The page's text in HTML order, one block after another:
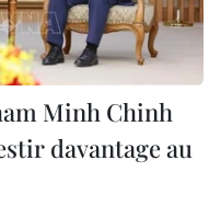
Minh Chinh
davantage au